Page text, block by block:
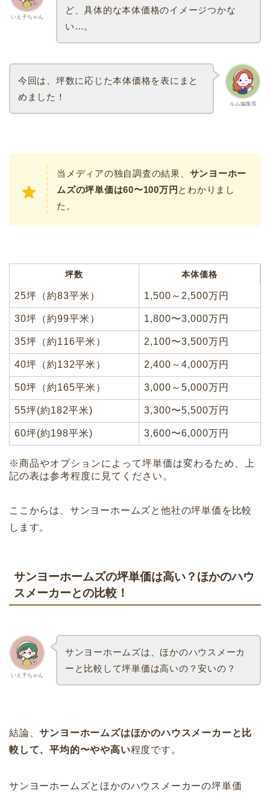
いえ子ちゃん
ど、具体的な本体価格のイメージつかな
い…。
ルム編集長
今回は、坪数に応じた本体価格を表にまと
めました！
当メディアの独自調査の結果、 サンヨーホー
ムズの坪単価は60〜100万円 とわかりまし
た。
坪数 本体価格
25坪（約83平米） 1,500～2,500万円
30坪（約99平米） 1,800〜3,000万円
35坪（約116平米） 2,100〜3,500万円
40坪（約132平米） 2,400～4,000万円
50坪（約165平米） 3,000～5,000万円
55坪(約182平米) 3,300〜5,500万円
60坪(約198平米) 3,600〜6,000万円
※商品やオプションによって坪単価は変わるため、上
記の表は参考程度に見てください。
ここからは、サンヨーホームズと他社の坪単価を比較
します。
サンヨーホームズの坪単価は高い？ほかのハウ
スメーカーとの比較！
いえ子ちゃん
サンヨーホームズは、ほかのハウスメーカ
ーと比較して坪単価は高いの？安いの？
結論、サンヨーホームズはほかのハウスメーカーと比
較して、平均的〜やや高い程度です。
サンヨーホームズとほかのハウスメーカーの坪単価